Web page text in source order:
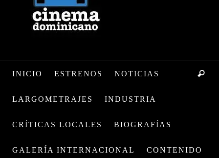
INICIO ESTRENOS NOTICIAS
LARGOMETRAJES INDUSTRIA
CRÍTICAS LOCALES BIOGRAFÍAS
GALERÍA INTERNACIONAL CONTENIDO